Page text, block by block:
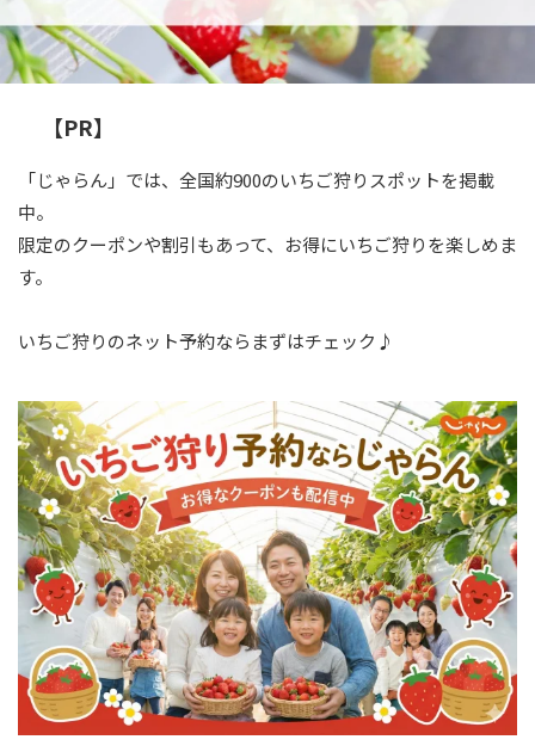
【PR】
「じゃらん」では、全国約900のいちご狩りスポットを掲載
中。
限定のクーポンや割引もあって、お得にいちご狩りを楽しめま
す。
いちご狩りのネット予約ならまずはチェック♪